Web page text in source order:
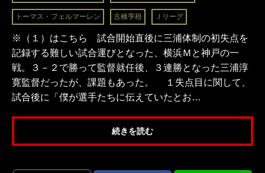
トーマス・フェルマーレン 古橋亨梧 Ｊリーグ
※（１）はこちら 試合開始直後に三浦体制の初失点を
記録する難しい試合運びとなった、横浜Ｍと神戸の一
戦。３－２で勝って監督就任後、３連勝となった三浦淳
寛監督だったが、課題もあった。 １失点目に関して、
試合後に「僕が選手たちに伝えていたとお…
続きを読む